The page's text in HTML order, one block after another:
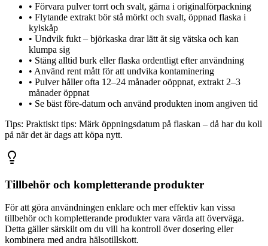
• Förvara pulver torrt och svalt, gärna i originalförpackning
• Flytande extrakt bör stå mörkt och svalt, öppnad flaska i
kylskåp
• Undvik fukt – björkaska drar lätt åt sig vätska och kan
klumpa sig
• Stäng alltid burk eller flaska ordentligt efter användning
• Använd rent mått för att undvika kontaminering
• Pulver håller ofta 12–24 månader oöppnat, extrakt 2–3
månader öppnat
• Se bäst före-datum och använd produkten inom angiven tid
Tips: Praktiskt tips: Märk öppningsdatum på flaskan – då har du koll
på när det är dags att köpa nytt.
Tillbehör och kompletterande produkter
För att göra användningen enklare och mer effektiv kan vissa
tillbehör och kompletterande produkter vara värda att överväga.
Detta gäller särskilt om du vill ha kontroll över dosering eller
kombinera med andra hälsotillskott.